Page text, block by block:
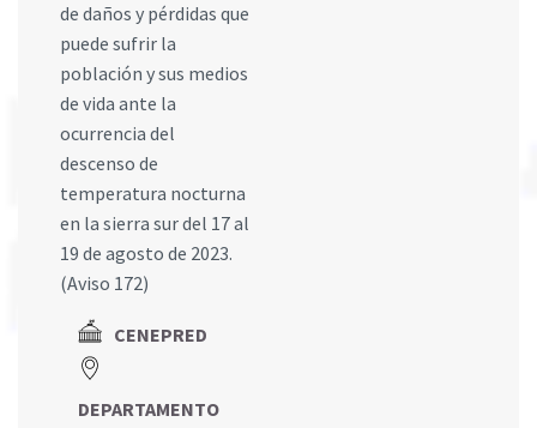
de daños y pérdidas que
puede sufrir la
población y sus medios
de vida ante la
ocurrencia del
descenso de
temperatura nocturna
en la sierra sur del 17 al
19 de agosto de 2023.
(Aviso 172)
CENEPRED
DEPARTAMENTO